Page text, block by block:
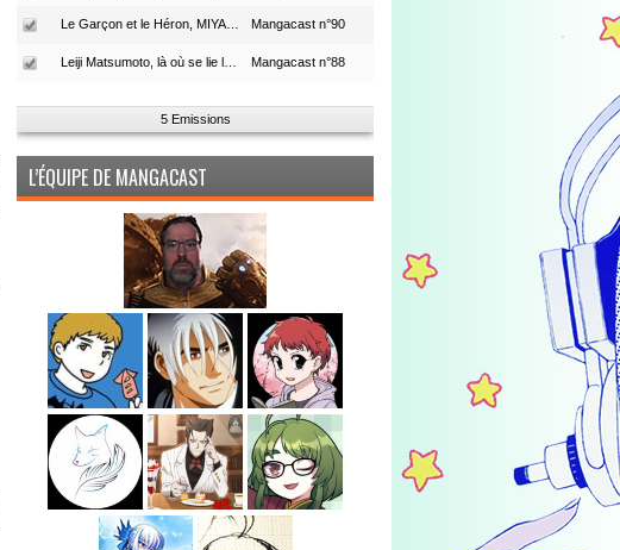
Mangacast n°90
Mangacast n°88
5 Emissions
L’ÉQUIPE DE MANGACAST